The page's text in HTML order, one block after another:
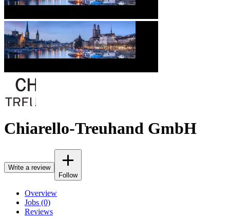
Chiarello-Treuhand GmbH
Write a review
Follow
Overview
Jobs (0)
Reviews